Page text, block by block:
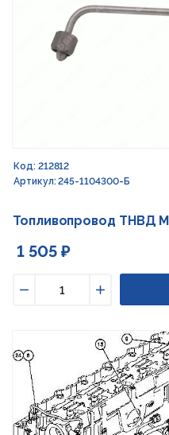
Код: 212812
Артикул: 245-1104300-Б
Топливопровод ТНВД
1 505 ₽
Увеличить